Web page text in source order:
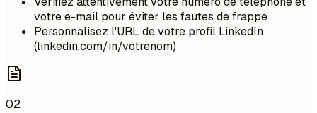
votre e-mail pour éviter les fautes de frappe
Personnalisez l'URL de votre profil LinkedIn
(linkedin.com/in/votrenom)
02